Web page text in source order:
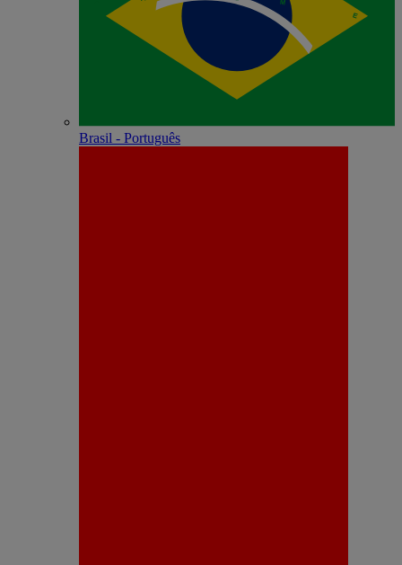
Brasil - Português